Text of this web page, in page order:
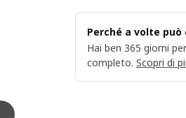
Perché a volte
Hai ben 365 giorni
completo. Scopri di